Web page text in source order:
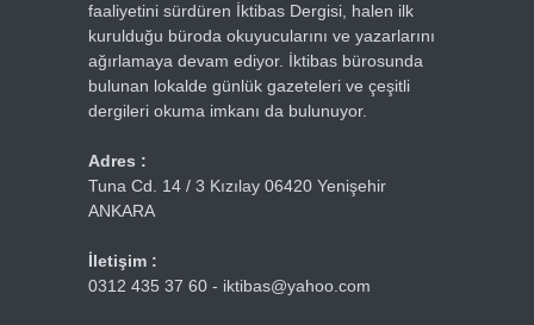
faaliyetini sürdüren İktibas Dergisi, halen ilk
kurulduğu büroda okuyucularını ve yazarlarını
ağırlamaya devam ediyor. İktibas bürosunda
bulunan lokalde günlük gazeteleri ve çeşitli
dergileri okuma imkanı da bulunuyor.
Adres :
Tuna Cd. 14 / 3 Kızılay 06420 Yenişehir
ANKARA
İletişim :
0312 435 37 60 - iktibas@yahoo.com